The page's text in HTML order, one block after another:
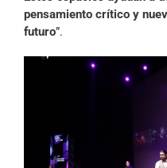
pensamiento crítico y
futuro”.